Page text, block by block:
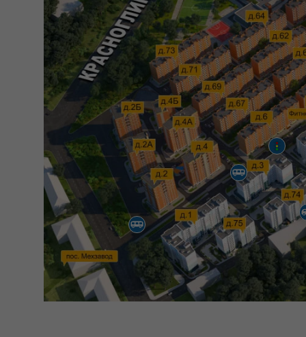
ПОДОБРАТЬ КВАРТИРУ
ПОДРОБНЕЕ ОБ АКЦИИ